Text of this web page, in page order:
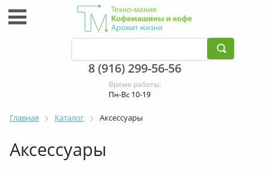
8 (916) 299-56-56
Время работы:
Пн-Вс 10-19
Главная Каталог Аксессуары
Аксессуары